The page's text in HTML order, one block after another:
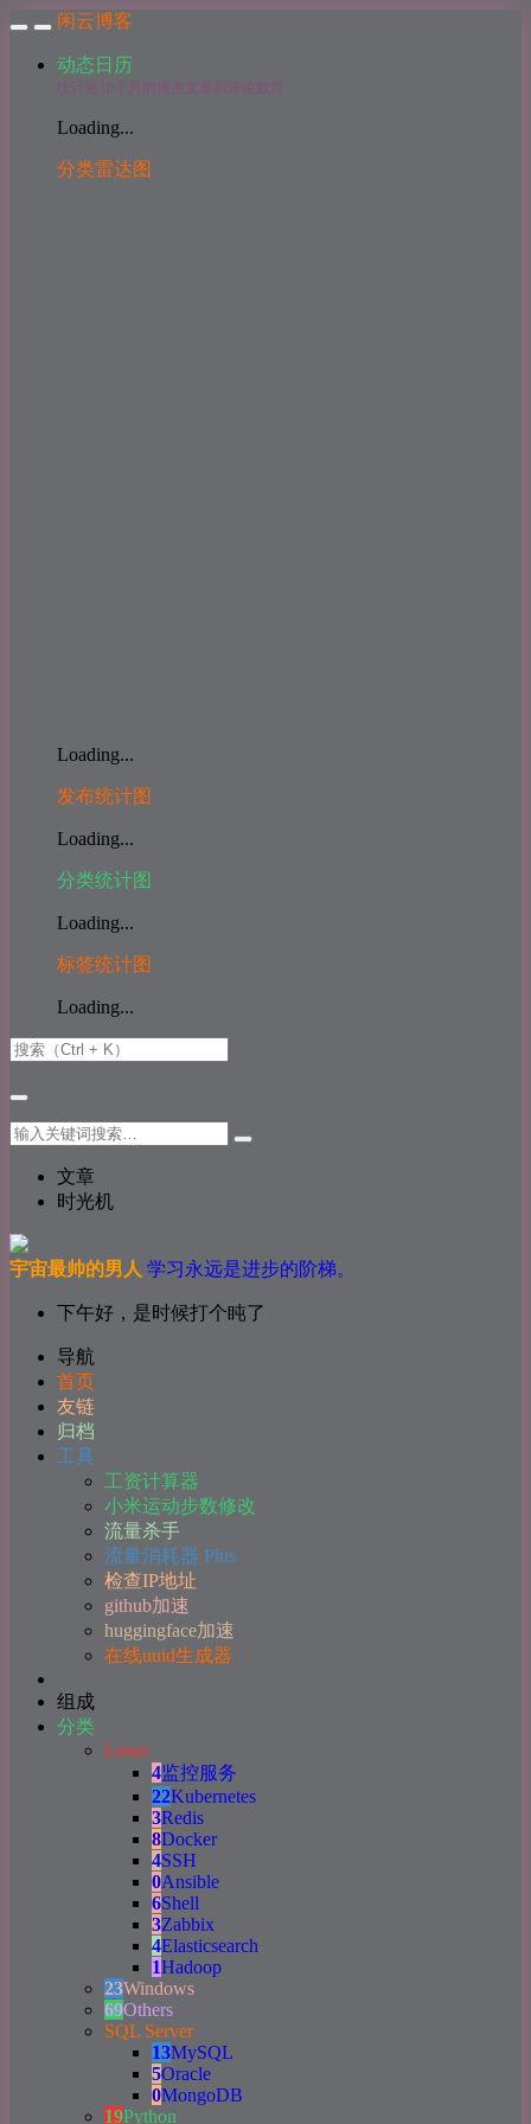
闲云博客
动态日历
统计近10个月的博主文章和评论数目
Loading...
分类雷达图
Loading...
发布统计图
Loading...
分类统计图
Loading...
标签统计图
Loading...
文章
时光机
宇宙最帅的男人 学习永远是进步的阶梯。
下午好，是时候打个盹了
导航
首页
友链
归档
工具
工资计算器
小米运动步数修改
流量杀手
流量消耗器 Plus
检查IP地址
github加速
huggingface加速
在线uuid生成器
组成
分类
Linux
4监控服务
22Kubernetes
3Redis
8Docker
4SSH
0Ansible
6Shell
3Zabbix
4Elasticsearch
1Hadoop
23Windows
69Others
SQL Server
13MySQL
5Oracle
0MongoDB
19Python